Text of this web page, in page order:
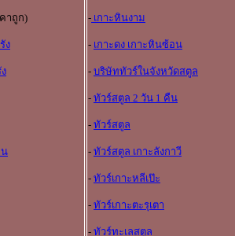
าถูก)
ง
น
- เกาะหินงาม
- เกาะดง เกาะหินซ้อน
- บริษัททัวร์ในจังหวัดสตูล
- ทัวร์สตูล 2 วัน 1 คืน
- ทัวร์สตูล
- ทัวร์สตูล เกาะลังกาวี
- ทัวร์เกาะหลีเป๊ะ
- ทัวร์เกาะตะรุเตา
- ทัวร์ทะเลสตูล